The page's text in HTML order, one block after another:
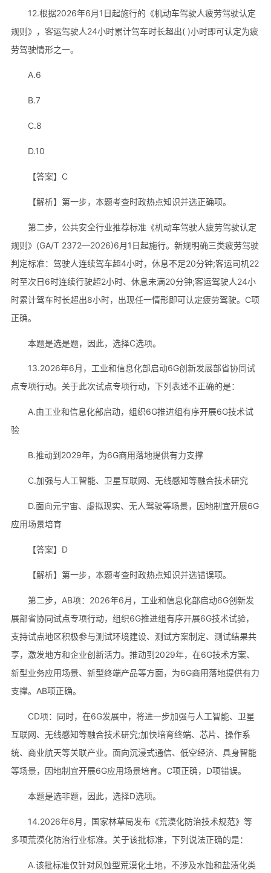
12.根据2026年6月1日起施行的《机动车驾驶人疲劳驾驶认定
规则》，客运驾驶人24小时累计驾车时长超出( )小时即可认定为疲
劳驾驶情形之一。
A.6
B.7
C.8
D.10
【答案】C
【解析】第一步，本题考查时政热点知识并选正确项。
第二步，公共安全行业推荐标准《机动车驾驶人疲劳驾驶认定
规则》(GA/T 2372—2026)6月1日起施行。新规明确三类疲劳驾驶
判定标准：驾驶人连续驾车超4小时，休息不足20分钟;客运司机22
时至次日6时连续行驶超2小时、休息未满20分钟;客运驾驶人24小
时累计驾车时长超出8小时，出现任一情形即可认定疲劳驾驶。C项
正确。
本题是选是题，因此，选择C选项。
13.2026年6月，工业和信息化部启动6G创新发展部省协同试
点专项行动。关于此次试点专项行动，下列表述不正确的是：
A.由工业和信息化部启动，组织6G推进组有序开展6G技术试
验
B.推动到2029年，为6G商用落地提供有力支撑
C.加强与人工智能、卫星互联网、无线感知等融合技术研究
D.面向元宇宙、虚拟现实、无人驾驶等场景，因地制宜开展6G
应用场景培育
【答案】D
【解析】第一步，本题考查时政热点知识并选错误项。
第二步，AB项：2026年6月，工业和信息化部启动6G创新发
展部省协同试点专项行动，组织6G推进组有序开展6G技术试验，
支持试点地区积极参与测试环境建设、测试方案制定、测试结果共
享，激发地方和企业创新活力。推动到2029年，在6G技术方案、
新型业务应用场景、新型终端产品等方面，为6G商用落地提供有力
支撑。AB项正确。
CD项：同时，在6G发展中，将进一步加强与人工智能、卫星
互联网、无线感知等融合技术研究;加快培育终端、芯片、操作系
统、商业航天等关联产业。面向沉浸式通信、低空经济、具身智能
等场景，因地制宜开展6G应用场景培育。C项正确，D项错误。
本题是选非题，因此，选择D选项。
14.2026年6月，国家林草局发布《荒漠化防治技术规范》等
多项荒漠化防治行业标准。关于该批标准，下列说法正确的是：
A.该批标准仅针对风蚀型荒漠化土地，不涉及水蚀和盐渍化类